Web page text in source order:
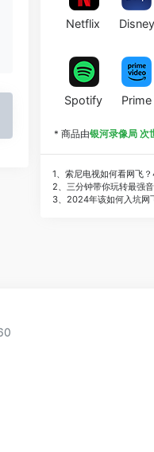
Netflix Disney
Spotify Prime
* 商品由银河录像局 次
1、索尼电视如何看网飞
2、三分钟带你玩转最强
3、2024年该如何入坑网